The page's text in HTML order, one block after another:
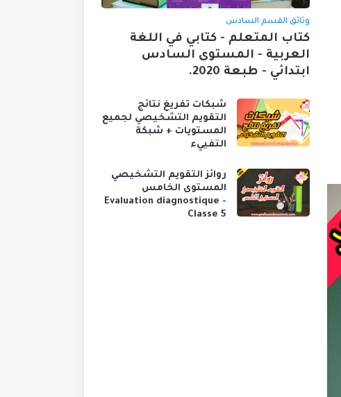
وثائق القسم السادس
كتاب المتعلم - كتابي في اللغة
العربية - المستوى السادس
ابتدائي - طبعة 2020.
شبكات تفريغ نتائج
التقويم التشخيصي لجميع
المستويات + شبكة
التفييء
روائز التقويم التشخيصي
المستوى الخامس
Evaluation diagnostique -
Classe 5